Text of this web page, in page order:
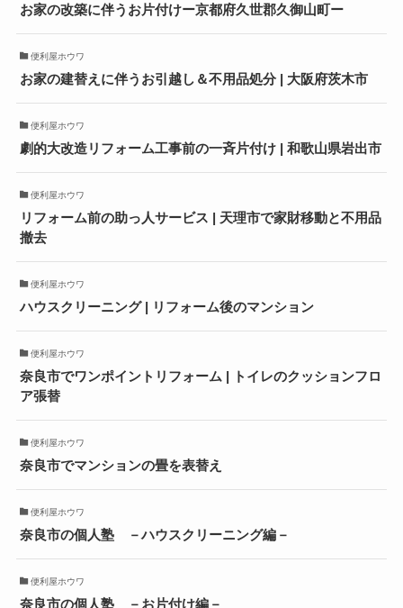
お家の改築に伴うお片付けー京都府久世郡久御山町ー
便利屋ホウワ
お家の建替えに伴うお引越し＆不用品処分 | 大阪府茨木市
便利屋ホウワ
劇的大改造リフォーム工事前の一斉片付け | 和歌山県岩出市
便利屋ホウワ
リフォーム前の助っ人サービス | 天理市で家財移動と不用品
撤去
便利屋ホウワ
ハウスクリーニング | リフォーム後のマンション
便利屋ホウワ
奈良市でワンポイントリフォーム | トイレのクッションフロ
ア張替
便利屋ホウワ
奈良市でマンションの畳を表替え
便利屋ホウワ
奈良市の個人塾 －ハウスクリーニング編－
便利屋ホウワ
奈良市の個人塾 －お片付け編－